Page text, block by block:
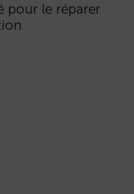
pour le réparer